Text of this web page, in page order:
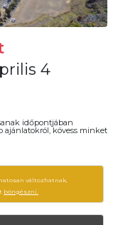
4
időpontjában
ajánlatokról, kövess minket
változhatnak,
böngészni.